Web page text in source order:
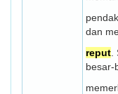
dan
reput
besar-